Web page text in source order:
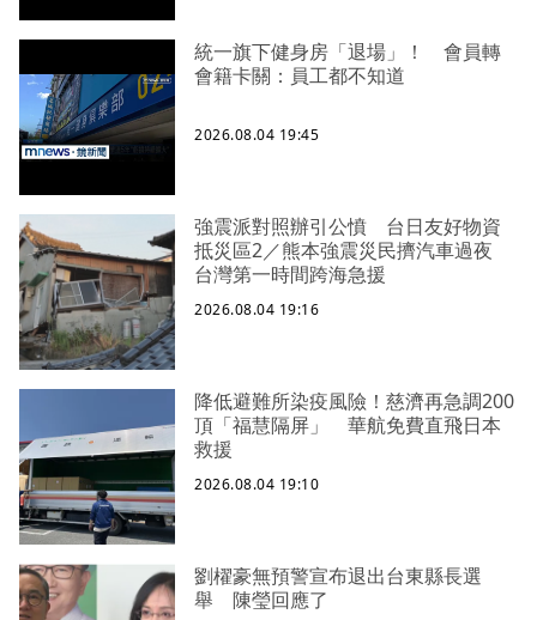
統一旗下健身房「退場」！ 會員轉
會籍卡關：員工都不知道
2026.08.04 19:45
強震派對照辦引公憤 台日友好物資
抵災區2／熊本強震災民擠汽車過夜
台灣第一時間跨海急援
2026.08.04 19:16
降低避難所染疫風險！慈濟再急調200
頂「福慧隔屏」 華航免費直飛日本
救援
2026.08.04 19:10
劉櫂豪無預警宣布退出台東縣長選
舉 陳瑩回應了